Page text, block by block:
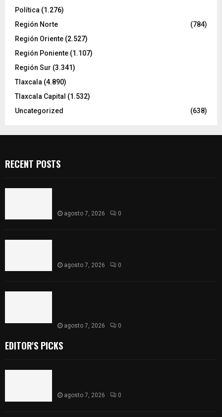
Política (1.276)
Región Norte
(784)
Región Oriente (2.527)
Región Poniente (1.107)
Región Sur (3.341)
Tlaxcala (4.890)
Tlaxcala Capital (1.532)
Uncategorized
(638)
RECENT POSTS
agosto 7, 2026 0
agosto 7, 2026 0
agosto 7, 2026 0
EDITOR'S PICKS
agosto 7, 2026 0